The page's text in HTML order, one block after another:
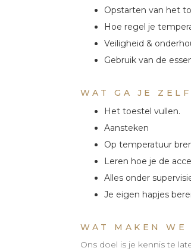
Opstarten van het
Hoe regel je
Veiligheid &
Gebruik van de
WAT GA JE
Het toestel vullen.
Aansteken
Op temperatuur
Leren hoe je de
Alles onder
Je eigen hapjes
WAT MAKEN WE
Ons doel is je kennis te